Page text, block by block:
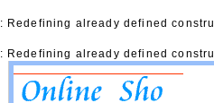
: Redefining already defined
: Redefining already defined